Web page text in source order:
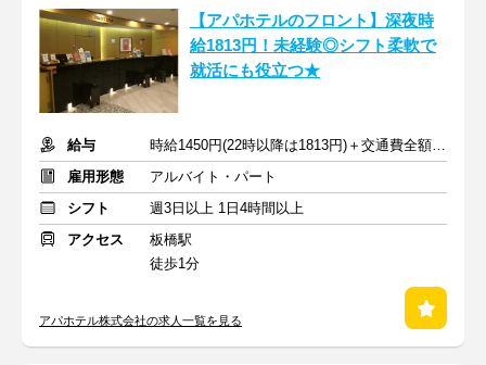
【アパホテルのフロント】深夜時
給1813円！未経験◎シフト柔軟で
就活にも役立つ★
給与
時給1450円(22時以降は1813円)＋交通費全額支給
雇用形態
アルバイト・パート
シフト
週3日以上 1日4時間以上
アクセス
板橋駅
徒歩1分
アパホテル株式会社の求人一覧を見る